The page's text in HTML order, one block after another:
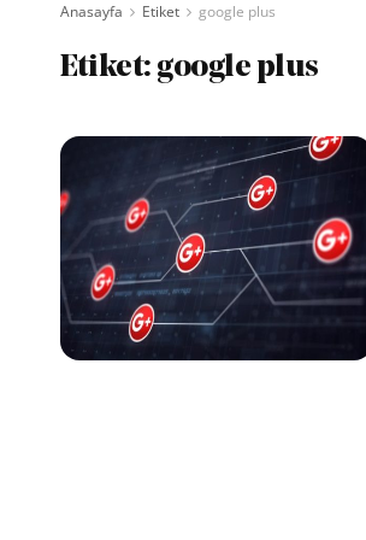
Anasayfa Etiket google plus
Etiket: google plus